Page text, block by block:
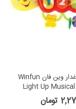
کرم ابریشم چراغدار وین فان Winfun
Light Up
تومان